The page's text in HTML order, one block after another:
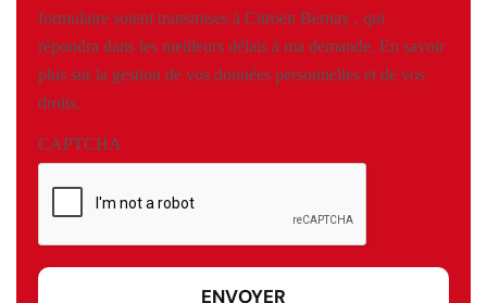
formulaire soient transmises à Citroën Bernay , qui
répondra dans les meilleurs délais à ma demande. En savoir
plus sur la gestion de vos données personnelles et de vos
droits.
CAPTCHA